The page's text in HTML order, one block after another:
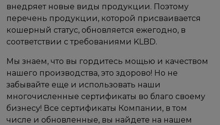
внедряет новые виды продукции. Поэтому
перечень продукции, которой присваивается
кошерный статус, обновляется ежегодно, в
соответствии с требованиями KLBD.
Мы знаем, что вы гордитесь мощью и качеством
нашего производства, это здорово! Но не
забывайте еще и использовать наши
многочисленные сертификаты во благо своему
бизнесу! Все сертификаты Компании, в том
числе и обновленные, вы найдете на нашем